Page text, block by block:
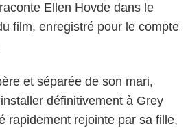
Ellen Hovde dans le
film, enregistré pour le compte
et séparée de son mari,
définitivement à Grey
rapidement rejointe par sa fille,